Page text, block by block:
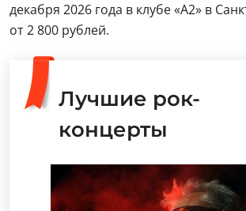
декабря 2026 года в клубе «А2» в
от 2 800 рублей.
Лучшие рок-
концерты